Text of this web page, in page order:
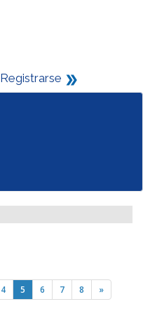
Registrarse
4 5 6 7 8 »